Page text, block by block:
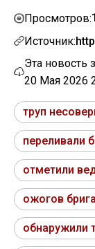
Просмотров:
Источник:
Эта новость
20 Мая 2026
труп
переливали
отметили
ожогов
обнаружили